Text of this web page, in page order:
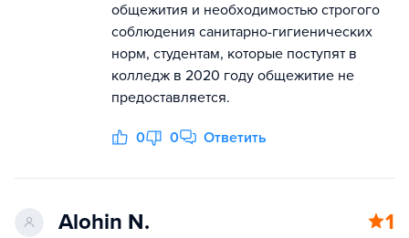
общежития и необходимостью строгого
соблюдения санитарно-гигиенических
норм, студентам, которые поступят в
колледж в 2020 году общежитие не
предоставляется.
0 0 Ответить
Alohin N. 1